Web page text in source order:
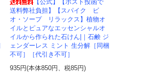
【公式】【ポスト投函で
送料弊社負担】【スパイク ビ
オ・ソープ リラックス】植物オ
イルとピュアなエッセンシャルオ
イルから作られた石けん|｜石鹸 ジ
ェンダーレス ミント 生分解［同梱
不可］［代引き不可］
935円(本体850円、税85円)